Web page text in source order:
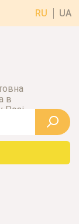
RU UA
в
Розі